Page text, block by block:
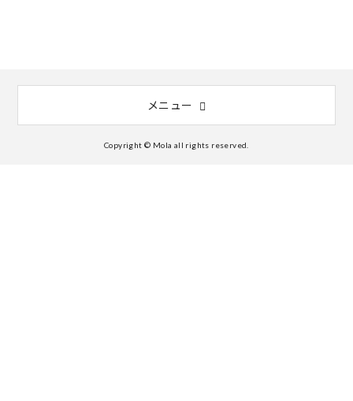
メニュー
Copyright © Mola all rights reserved.